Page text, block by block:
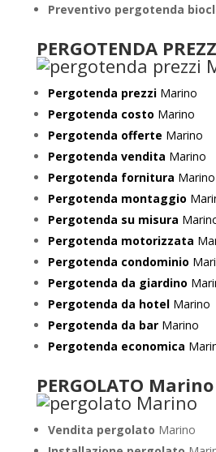
Preventivo pergotenda
PERGOTENDA
Pergotenda prezziMarino
Pergotenda costo Marino
Pergotenda offerte Marino
Pergotenda vendita Marino
Pergotenda fornitura Marino
Pergotenda montaggio
Pergotenda su misura
Pergotenda motorizzata
Pergotenda condominio
Pergotenda da giardino
Pergotenda da hotelMarino
Pergotenda da barMarino
Pergotenda economica
PERGOLATO Marino
Vendita pergolato Marino